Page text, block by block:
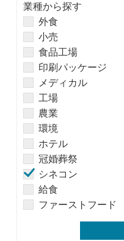
業種から探す
外食
小売
食品工場
印刷パッケージ
メディカル
工場
農業
環境
ホテル
冠婚葬祭
シネコン
給食
ファーストフード